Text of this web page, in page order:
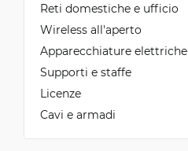
Reti domestiche e ufficio
Wireless all'aperto
Apparecchiature elettriche
Supporti e staffe
Licenze
Cavi e armadi